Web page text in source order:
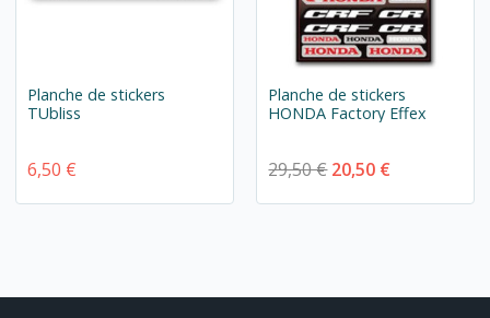
Planche de stickers
TUbliss
6,50 €
Planche de stickers
HONDA Factory Effex
29,50 € 20,50 €